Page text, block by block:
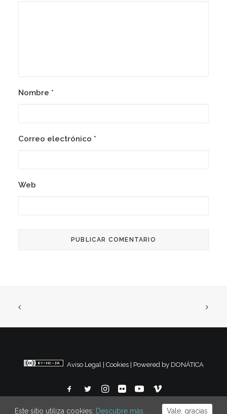
Nombre *
Correo electrónico *
Web
Aviso Legal Cookies Powered by DONÁTICA
Este sitio utiliza cookies: Descubre más. Vale, gracias